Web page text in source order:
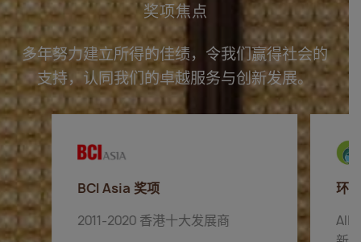
奖项焦点
多年努力建立所得的佳绩，令我们赢得社会的
支持，认同我们的卓越服务与创新发展。
BCI Asia 奖项
2011-2020 香港十大发展商
环